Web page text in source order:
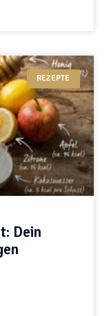
REZEPTE
Dein